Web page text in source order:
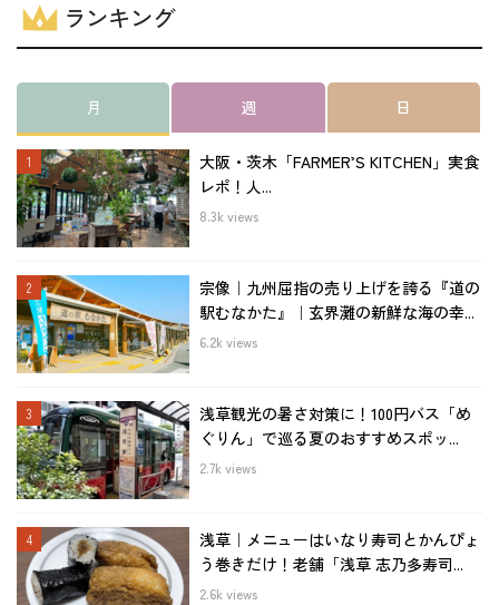
ランキング
月 週 日
大阪・茨木「FARMER’S KITCHEN」実食
レポ！人...
8.3k views
宗像｜九州屈指の売り上げを誇る『道の
駅むなかた』｜玄界灘の新鮮な海の幸...
6.2k views
浅草観光の暑さ対策に！100円バス「め
ぐりん」で巡る夏のおすすめスポッ...
2.7k views
浅草｜メニューはいなり寿司とかんぴょ
う巻きだけ！老舗「浅草 志乃多寿司...
2.6k views